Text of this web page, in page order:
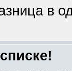
в